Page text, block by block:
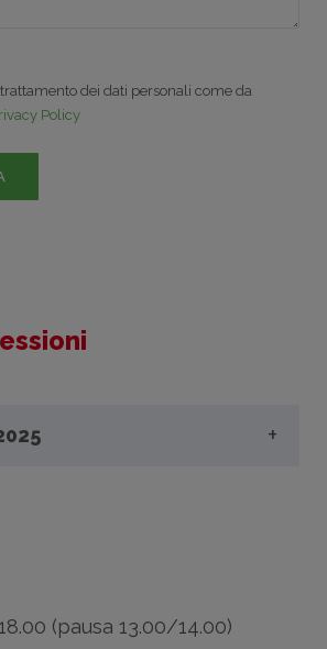
dei dati personali come da
Policy
(pausa 13.00/14.00)